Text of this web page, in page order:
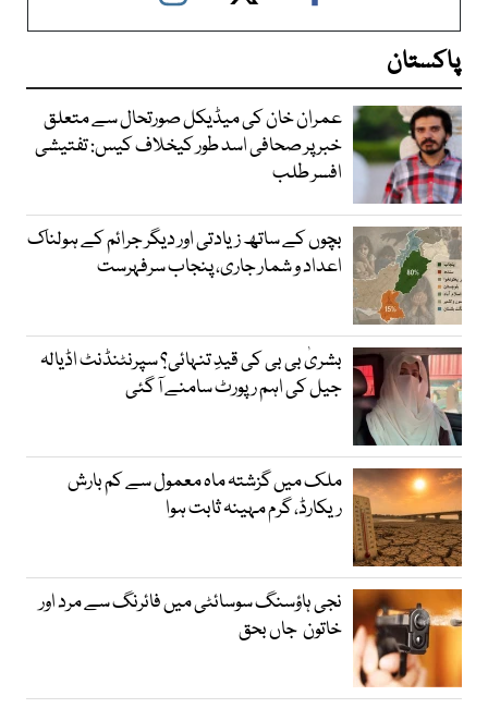
پاکستان
عمران خان کی میڈیکل صورتحال سے متعلق
خبر پر صحافی اسد طور کیخلاف کیس: تفتیشی
افسر طلب
بچوں کے ساتھ زیادتی اور دیگر جرائم کے ہولناک
اعداد و شمار جاری، پنجاب سرفہرست
بشریٰ بی بی کی قیدِ تنہائی؟ سپرنٹنڈنٹ اڈیالہ
جیل کی اہم رپورٹ سامنے آ گئی
ملک میں گزشتہ ماہ معمول سے کم بارش
ریکارڈ، گرم مہینہ ثابت ہوا
نجی ہاؤسنگ سوسائٹی میں فائرنگ سے مرد اور
خاتون جاں بحق